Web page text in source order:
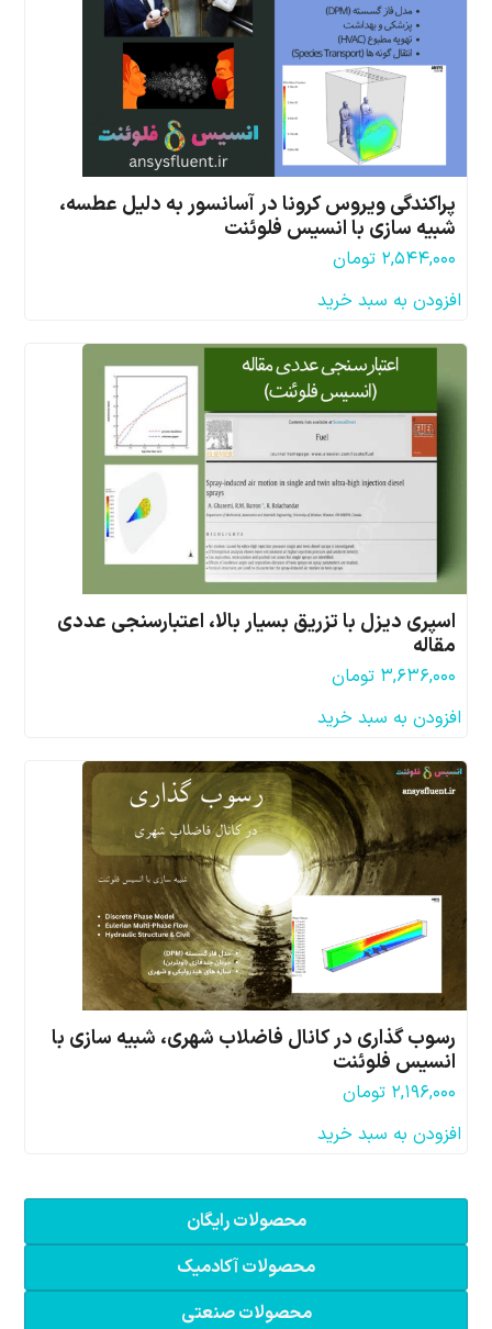
پراکندگی ویروس کرونا در آسانسور به دلیل عطسه،
شبیه سازی با انسیس فلوئنت
۲,۵۴۴,۰۰۰ تومان
افزودن به سبد خرید
اسپری دیزل با تزریق بسیار بالا، اعتبارسنجی عددی
مقاله
۳,۶۳۶,۰۰۰ تومان
افزودن به سبد خرید
رسوب گذاری در کانال فاضلاب شهری، شبیه سازی با
انسیس فلوئنت
۲,۱۹۶,۰۰۰ تومان
افزودن به سبد خرید
محصولات رایگان
محصولات آکادمیک
محصولات صنعتی